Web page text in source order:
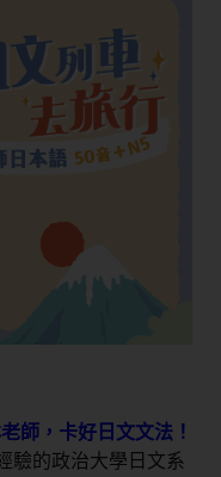
師，卡好日文文法！
驗的政治大學日文系